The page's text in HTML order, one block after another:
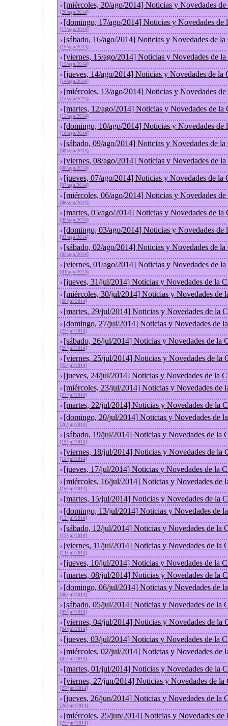
› [miércoles, 20/ago/2014] Noticias y Novedades
[20/ago/2014]
› [domingo, 17/ago/2014] Noticias y Novedades de
[17/ago/2014]
› [sábado, 16/ago/2014] Noticias y Novedades de
[16/ago/2014]
› [viernes, 15/ago/2014] Noticias y Novedades de
[15/ago/2014]
› [jueves, 14/ago/2014] Noticias y Novedades de la
[14/ago/2014]
› [miércoles, 13/ago/2014] Noticias y Novedades
[13/ago/2014]
› [martes, 12/ago/2014] Noticias y Novedades de la
[12/ago/2014]
› [domingo, 10/ago/2014] Noticias y Novedades de
[10/ago/2014]
› [sábado, 09/ago/2014] Noticias y Novedades de
[09/ago/2014]
› [viernes, 08/ago/2014] Noticias y Novedades de
[08/ago/2014]
› [jueves, 07/ago/2014] Noticias y Novedades de la
[07/ago/2014]
› [miércoles, 06/ago/2014] Noticias y Novedades
[06/ago/2014]
› [martes, 05/ago/2014] Noticias y Novedades de la
[05/ago/2014]
› [domingo, 03/ago/2014] Noticias y Novedades de
[03/ago/2014]
› [sábado, 02/ago/2014] Noticias y Novedades de
[02/ago/2014]
› [viernes, 01/ago/2014] Noticias y Novedades de
[01/ago/2014]
› [jueves, 31/jul/2014] Noticias y Novedades de la
› [miércoles, 30/jul/2014] Noticias y Novedades de
[30/jul/2014]
› [martes, 29/jul/2014] Noticias y Novedades de la
› [domingo, 27/jul/2014] Noticias y Novedades de
[27/jul/2014]
› [sábado, 26/jul/2014] Noticias y Novedades de la
[26/jul/2014]
› [viernes, 25/jul/2014] Noticias y Novedades de la
[25/jul/2014]
› [jueves, 24/jul/2014] Noticias y Novedades de la
› [miércoles, 23/jul/2014] Noticias y Novedades de
[23/jul/2014]
› [martes, 22/jul/2014] Noticias y Novedades de la
› [domingo, 20/jul/2014] Noticias y Novedades de
[20/jul/2014]
› [sábado, 19/jul/2014] Noticias y Novedades de la
[19/jul/2014]
› [viernes, 18/jul/2014] Noticias y Novedades de la
[18/jul/2014]
› [jueves, 17/jul/2014] Noticias y Novedades de la
› [miércoles, 16/jul/2014] Noticias y Novedades de
[16/jul/2014]
› [martes, 15/jul/2014] Noticias y Novedades de la
› [domingo, 13/jul/2014] Noticias y Novedades de
[13/jul/2014]
› [sábado, 12/jul/2014] Noticias y Novedades de la
[12/jul/2014]
› [viernes, 11/jul/2014] Noticias y Novedades de la
[11/jul/2014]
› [jueves, 10/jul/2014] Noticias y Novedades de la
› [martes, 08/jul/2014] Noticias y Novedades de la
› [domingo, 06/jul/2014] Noticias y Novedades de
[06/jul/2014]
› [sábado, 05/jul/2014] Noticias y Novedades de la
[05/jul/2014]
› [viernes, 04/jul/2014] Noticias y Novedades de la
[04/jul/2014]
› [jueves, 03/jul/2014] Noticias y Novedades de la
› [miércoles, 02/jul/2014] Noticias y Novedades de
[02/jul/2014]
› [martes, 01/jul/2014] Noticias y Novedades de la
› [viernes, 27/jun/2014] Noticias y Novedades de la
[27/jun/2014]
› [jueves, 26/jun/2014] Noticias y Novedades de la
[26/jun/2014]
› [miércoles, 25/jun/2014] Noticias y Novedades de
[25/jun/2014]